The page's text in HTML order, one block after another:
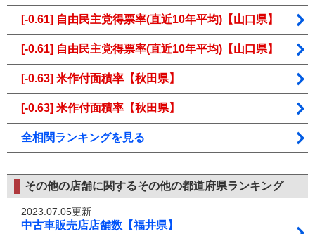
[-0.61] 自由民主党得票率(直近10年平均)【山口県】
[-0.61] 自由民主党得票率(直近10年平均)【山口県】
[-0.63] 米作付面積率【秋田県】
[-0.63] 米作付面積率【秋田県】
全相関ランキングを見る
その他の店舗に関するその他の都道府県ランキング
2023.07.05更新
中古車販売店店舗数【福井県】